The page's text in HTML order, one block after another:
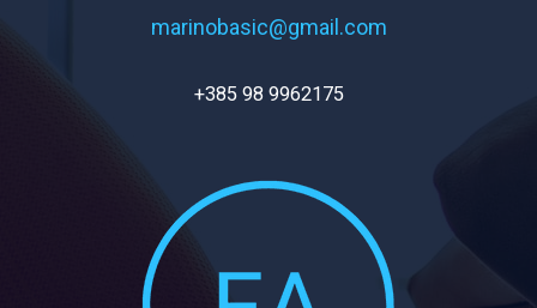
marinobasic@gmail.com
+385 98 9962175